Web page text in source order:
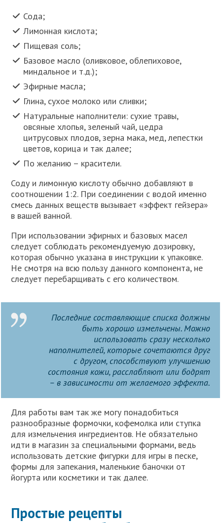
Сода;
Лимонная кислота;
Пищевая соль;
Базовое масло (оливковое, облепиховое,
миндальное и т.д.);
Эфирные масла;
Глина, сухое молоко или сливки;
Натуральные наполнители: сухие травы,
овсяные хлопья, зеленый чай, цедра
цитрусовых плодов, зерна мака, мед, лепестки
цветов, корица и так далее;
По желанию – красители.
Соду и лимонную кислоту обычно добавляют в
соотношении 1:2. При соединении с водой именно
смесь данных веществ вызывает «эффект гейзера»
в вашей ванной.
При использовании эфирных и базовых масел
следует соблюдать рекомендуемую дозировку,
которая обычно указана в инструкции к упаковке.
Не смотря на всю пользу данного компонента, не
следует перебарщивать с его количеством.
Последние составляющие списка должны
быть хорошо измельчены. Можно
использовать сразу несколько
наполнителей, которые сочетаются друг
с другом, способствуют улучшению
состояния кожи, расслабляют или бодрят
– в зависимости от желаемого эффекта.
Для работы вам так же могу понадобиться
разнообразные формочки, кофемолка или ступка
для измельчения ингредиентов. Не обязательно
идти в магазин за специальными формами, ведь
использовать детские фигурки для игры в песке,
формы для запекания, маленькие баночки от
йогурта или косметики и так далее.
Простые рецепты